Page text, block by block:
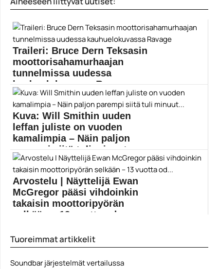
parissa koronakotoilu sujuu....
Traileri: Bruce Dern Teksasin
moottorisahamurhaajan
tunnelmissa uudessa
kauhuelokuvassa Ravage
Kauhuelokuva Ravage julkaistaan VOD-versiona
elokuussa. Annabelle Dexter-Jones (tv-sarjat...
Annabelle Dexter-Jones
Kuva: Will Smithin uuden
leffan juliste on vuoden
kamalimpia – Näin paljon
parempi siitä tuli minuut...
Will Smithin ja Martin Lawrencen kolmannesta Bad
Bad Boys
Arvostelu | Näyttelijä Ewan
McGregor pääsi vihdoinkin
takaisin moottoripyörän
selkään – 13 vuotta od...
vuoden...
Tuoreimmat artikkelit
Soundbar järjestelmät vertailussa